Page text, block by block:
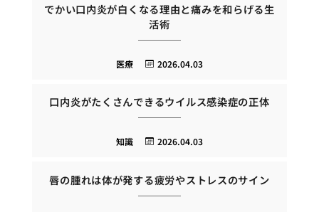
でかい口内炎が白くなる理由と痛みを和らげる生
活術
2026.04.03
医療
口内炎がたくさんできるウイルス感染症の正体
2026.04.03
知識
唇の腫れは体が発する疲労やストレスのサイン